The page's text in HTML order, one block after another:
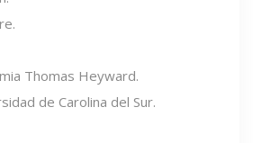
Thomas Heyward.
de Carolina del Sur.